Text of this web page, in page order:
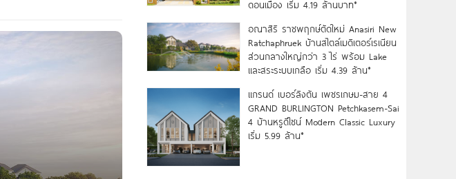
ดอนเมือง เริ่ม 4.19 ล้านบาท*
อณาสิริ ราชพฤกษ์ตัดใหม่ Anasiri New
Ratchaphruek บ้านสไตล์เมดิเตอร์เรเนียน
ส่วนกลางใหญ่กว่า 3 ไร่ พร้อม Lake
และสระระบบเกลือ เริ่ม 4.39 ล้าน*
แกรนด์ เบอร์ลิงตัน เพชรเกษม-สาย 4
GRAND BURLINGTON Petchkasem-Sai
4 บ้านหรูดีไซน์ Modern Classic Luxury
เริ่ม 5.99 ล้าน*